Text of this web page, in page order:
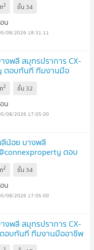
2 ชั้น 34
น
08/2026 18:31:11
งพลี สมุทรปราการ CX-
ตอบทันที ทีมงานมือ
2 ชั้น 32
น
08/2026 17:05:00
ลีน้อย บางพลี
ตอบ
2 ชั้น 34
น
08/2026 17:05:00
งพลี สมุทรปราการ CX-
ตอบทันที ทีมงานมืออาชีพ